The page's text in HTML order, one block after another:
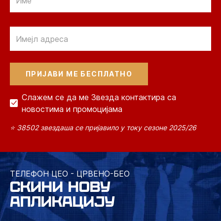
Слажем се да ме Звезда контактира са
новостима и промоцијама
⭐ 38502 звездаша се пријавило у току сезоне 2025/26
ТЕЛЕФОН ЦЕО - ЦРВЕНО-БЕО
СКИНИ НОВУ
АПЛИКАЦИЈУ